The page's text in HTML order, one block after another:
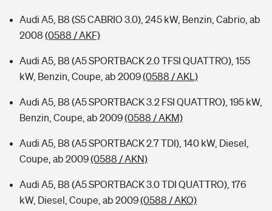
Audi A5, B8 (S5 CABRIO 3.0), 245 kW, Benzin, Cabrio, ab
2008 (0588 / AKF)
Audi A5, B8 (A5 SPORTBACK 2.0 TFSI QUATTRO), 155
kW, Benzin, Coupe, ab 2009(0588 / AKL)
Audi A5, B8 (A5 SPORTBACK 3.2 FSI QUATTRO), 195 kW,
Benzin, Coupe, ab 2009(0588 / AKM)
Audi A5, B8 (A5 SPORTBACK 2.7 TDI), 140 kW, Diesel,
Coupe, ab 2009(0588 / AKN)
Audi A5, B8 (A5 SPORTBACK 3.0 TDI QUATTRO), 176
kW, Diesel, Coupe, ab 2009(0588 / AKO)